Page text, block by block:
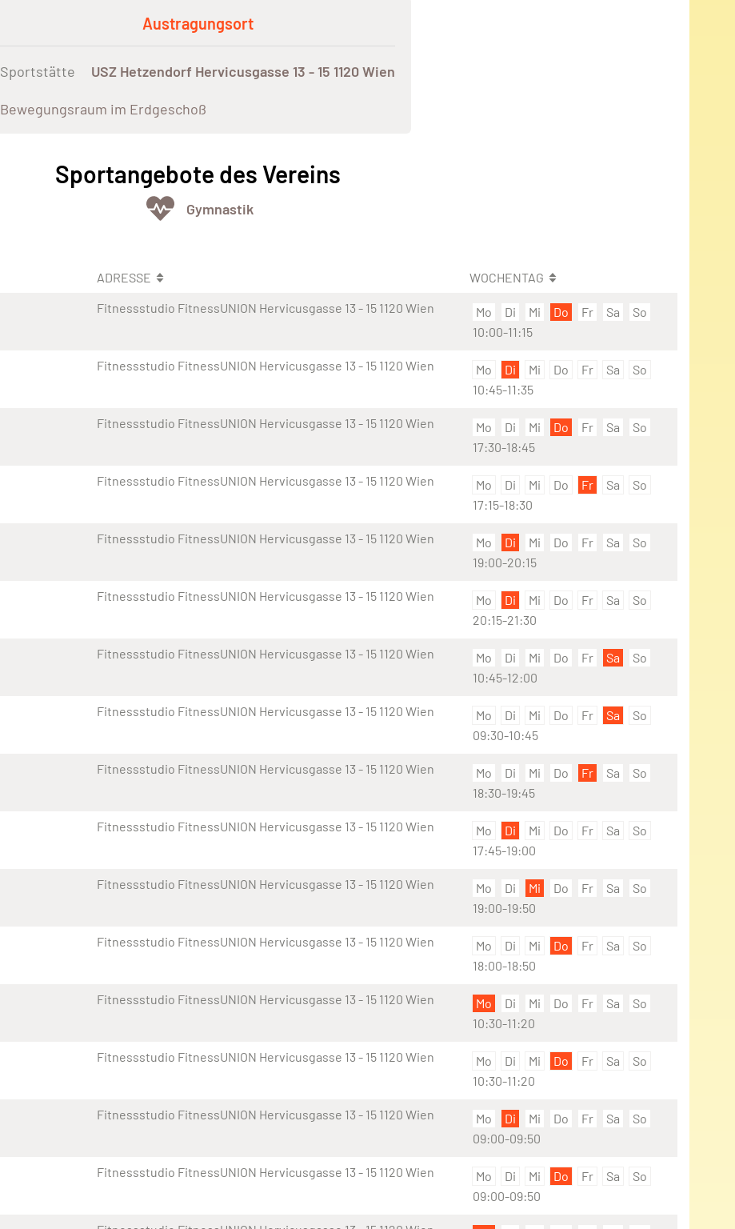
Austragungsort
Sportstätte USZ Hetzendorf Hervicusgasse 13 - 15 1120 Wien
Bewegungsraum im Erdgeschoß
Sportangebote des Vereins
Gymnastik
ADRESSE
WOCHENTAG
Fitnessstudio FitnessUNION Hervicusgasse 13 - 15 1120 Wien Mo Di Mi Do Fr Sa
So
10:00-11:15
Fitnessstudio FitnessUNION Hervicusgasse 13 - 15 1120 Wien Mo Di Mi Do Fr Sa
So
10:45-11:35
Fitnessstudio FitnessUNION Hervicusgasse 13 - 15 1120 Wien Mo Di Mi Do Fr Sa
So
17:30-18:45
Fitnessstudio FitnessUNION Hervicusgasse 13 - 15 1120 Wien Mo Di Mi Do Fr Sa
So
17:15-18:30
Fitnessstudio FitnessUNION Hervicusgasse 13 - 15 1120 Wien Mo Di Mi Do Fr Sa
So
19:00-20:15
Fitnessstudio FitnessUNION Hervicusgasse 13 - 15 1120 Wien Mo Di Mi Do Fr Sa
So
20:15-21:30
Fitnessstudio FitnessUNION Hervicusgasse 13 - 15 1120 Wien Mo Di Mi Do Fr Sa
So
10:45-12:00
Fitnessstudio FitnessUNION Hervicusgasse 13 - 15 1120 Wien Mo Di Mi Do Fr Sa
So
09:30-10:45
Fitnessstudio FitnessUNION Hervicusgasse 13 - 15 1120 Wien Mo Di Mi Do Fr Sa
So
18:30-19:45
Fitnessstudio FitnessUNION Hervicusgasse 13 - 15 1120 Wien Mo Di Mi Do Fr Sa
So
17:45-19:00
Fitnessstudio FitnessUNION Hervicusgasse 13 - 15 1120 Wien Mo Di Mi Do Fr Sa
So
19:00-19:50
Fitnessstudio FitnessUNION Hervicusgasse 13 - 15 1120 Wien Mo Di Mi Do Fr Sa
So
18:00-18:50
Fitnessstudio FitnessUNION Hervicusgasse 13 - 15 1120 Wien Mo Di Mi Do Fr Sa
So
10:30-11:20
Fitnessstudio FitnessUNION Hervicusgasse 13 - 15 1120 Wien Mo Di Mi Do Fr Sa
So
10:30-11:20
Fitnessstudio FitnessUNION Hervicusgasse 13 - 15 1120 Wien Mo Di Mi Do Fr Sa
So
09:00-09:50
Fitnessstudio FitnessUNION Hervicusgasse 13 - 15 1120 Wien Mo Di Mi Do Fr Sa
So
09:00-09:50